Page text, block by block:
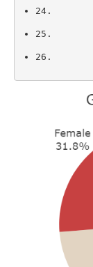
24.
25.
26.